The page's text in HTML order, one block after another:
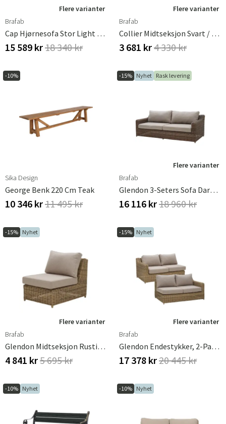
Sverige
Danmark
Flere varianter
Brafab
Cap Hjørnesofa Stor Light Grey / Grey
15 589 kr18 340 kr
Flere varianter
Brafab
Collier Midtseksjon Svart / Teddy Black
3 681 kr4 330 kr
-10%
Sika Design
George Benk 220 Cm Teak
10 346 kr11 495 kr
-15% Nyhet Rask levering
Flere varianter
Brafab
Glendon 3-Seters Sofa Dark Brown / Soft Moose
16 116 kr18 960 kr
-15% Nyhet
Flere varianter
Brafab
Glendon Midtseksjon Rustic / 220 Beige
4 841 kr5 695 kr
-15% Nyhet
Flere varianter
Brafab
Glendon Endestykker, 2-Pakning Rustic / 220 Beige
17 378 kr20 445 kr
-10% Nyhet -10% Nyhet